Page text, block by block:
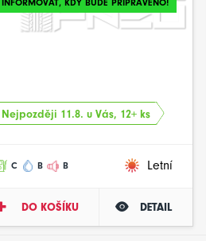
INFORMOVAT, KDY BUDE PŘIPRAVENO!
Nejpozději 11.8. u Vás, 12+ ks
C B B Letní
DO KOŠÍKU DETAIL